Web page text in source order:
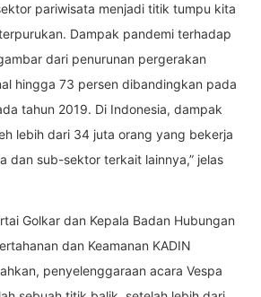
pariwisata menjadi titik tumpu kita
Dampak pandemi terhadap
dari penurunan pergerakan
hingga 73 persen dibandingkan pada
tahun 2019. Di Indonesia, dampak
lebih dari 34 juta orang yang bekerja
dan sub-sektor terkait lainnya,” jelas
Golkar dan Kepala Badan Hubungan
dan Keamanan KADIN
penyelenggaraan acara Vespa